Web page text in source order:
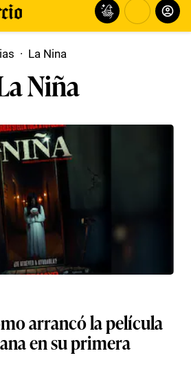
· La Nina
Niña
arrancó la película
en su primera